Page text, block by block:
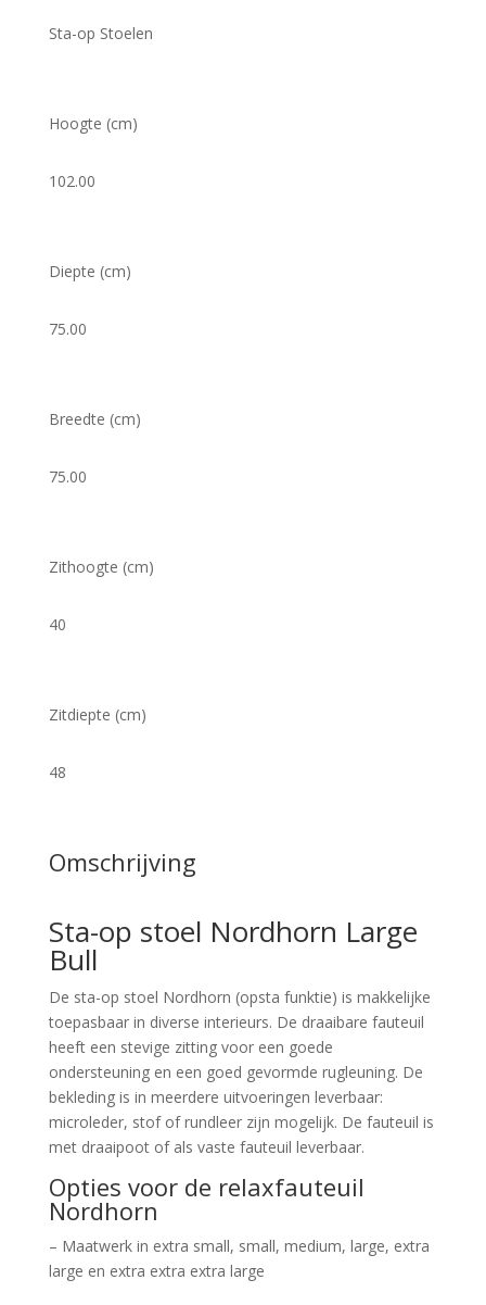
Sta-op Stoelen
Hoogte (cm)
102.00
Diepte (cm)
75.00
Breedte (cm)
75.00
Zithoogte (cm)
40
Zitdiepte (cm)
48
Omschrijving
Sta-op stoel Nordhorn Large
Bull
De sta-op stoel Nordhorn (opsta funktie) is makkelijke
toepasbaar in diverse interieurs. De draaibare fauteuil
heeft een stevige zitting voor een goede
ondersteuning en een goed gevormde rugleuning. De
bekleding is in meerdere uitvoeringen leverbaar:
microleder, stof of rundleer zijn mogelijk. De fauteuil is
met draaipoot of als vaste fauteuil leverbaar.
Opties voor de relaxfauteuil
Nordhorn
– Maatwerk in extra small, small, medium, large, extra
large en extra extra extra large